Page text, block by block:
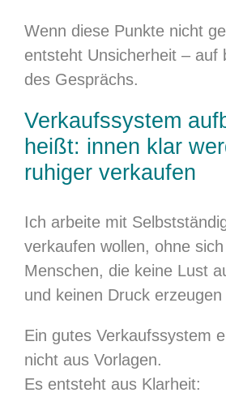
Wenn diese Punkte nicht
entsteht Unsicherheit – auf
des Gesprächs.
Verkaufssystem
heißt: innen klar
ruhiger verkaufen
Ich arbeite mit
verkaufen wollen, ohne
Menschen, die keine Lust
und keinen Druck
Ein gutes Verkaufssystem
nicht aus Vorlagen.
Es entsteht aus Klarheit: